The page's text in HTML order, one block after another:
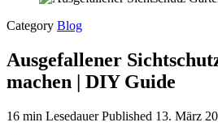
Category Blog
Ausgefallener
machen | DIY Guide
16 min LesedauerPublished 13. März